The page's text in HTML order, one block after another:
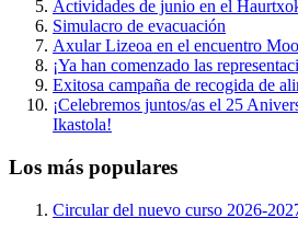
Actividades de junio en el
Simulacro de evacuación
Axular Lizeoa en el encuentro
¡Ya han comenzado las
Exitosa campaña de recogida de
¡Celebremos juntos/as el 25
Ikastola!
Los más populares
Circular del nuevo curso 2026-